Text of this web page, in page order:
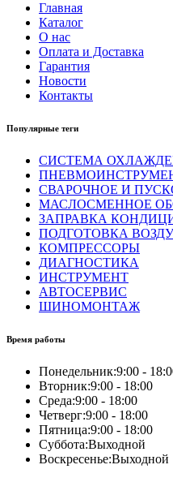
Главная
Каталог
О нас
Оплата и Доставка
Гарантия
Новости
Контакты
Популярные теги
СИСТЕМА
СВАРОЧНОЕ И
МАСЛОСМЕННОЕ
ЗАПРАВКА
ПОДГОТОВКА
КОМПРЕССОРЫ
ДИАГНОСТИКА
ИНСТРУМЕНТ
АВТОСЕРВИС
ШИНОМОНТАЖ
Время работы
Понедельник:9:00 -
Вторник:9:00 - 18:00
Среда:9:00 - 18:00
Четверг:9:00 - 18:00
Пятница:9:00 - 18:00
Суббота:Выходной
Воскресенье:Выходной